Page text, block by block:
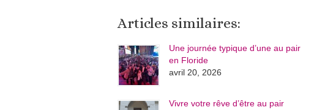
Articles similaires:
Une journée typique d’une au pair
en Floride
avril 20, 2026
Vivre votre rêve d’être au pair